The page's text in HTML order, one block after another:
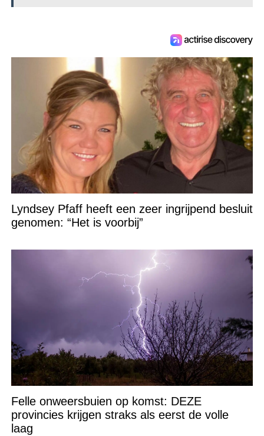
Lyndsey Pfaff heeft een zeer ingrijpend besluit
genomen: “Het is voorbij”
Felle onweersbuien op komst: DEZE
provincies krijgen straks als eerst de volle
laag